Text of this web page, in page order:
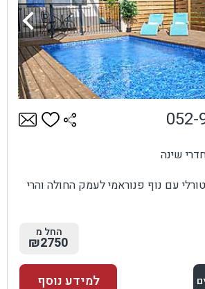
עם נוף פנוראמי לעמק החולה והרי
052-
החל מ
₪2750
למידע נוסף